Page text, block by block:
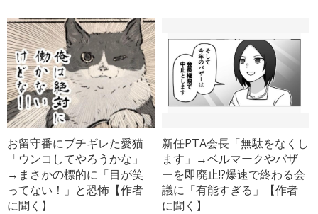
お留守番にブチギレた愛猫
「ウンコしてやろうかな」
→まさかの標的に「目が笑
ってない！」と恐怖【作者
に聞く】
新任PTA会長「無駄をなくし
ます」→ベルマークやバザ
ーを即廃止!?爆速で終わる会
議に「有能すぎる」【作者
に聞く】